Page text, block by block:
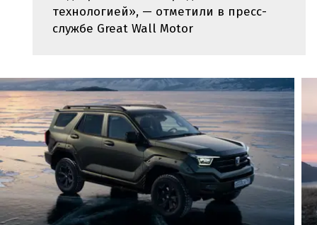
технологией», — отметили в пресс-
службе Great Wall Motor